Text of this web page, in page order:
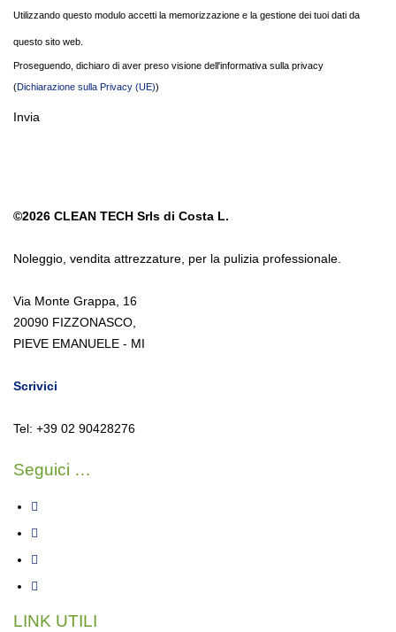
Utilizzando questo modulo accetti la memorizzazione e la gestione dei tuoi dati da
questo sito web.
Proseguendo, dichiaro di aver preso visione dell'informativa sulla privacy
(Dichiarazione sulla Privacy (UE))
Invia
©2026 CLEAN TECH Srls di Costa L.
Noleggio, vendita attrezzature, per la pulizia professionale.
Via Monte Grappa, 16
20090 FIZZONASCO,
PIEVE EMANUELE - MI
Scrivici
Tel: +39 02 90428276
Seguici …
LINK UTILI